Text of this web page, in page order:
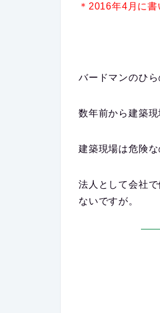
＊2016年4月に
バードマンのひら
数年前から建築
建築現場は危険
法人として会社
ないですが。